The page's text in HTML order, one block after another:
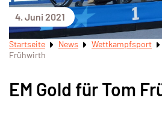
4. Juni 2021
Startseite News Wettkampfsport
Frühwirth
EM Gold für Tom